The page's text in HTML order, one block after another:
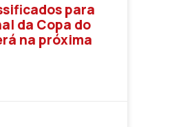
para
da Copa do
na próxima